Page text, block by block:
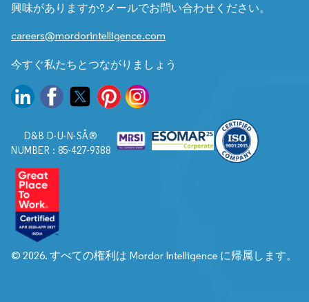
興味がありますか?メールでお問い合わせください。
careers@mordorintelligence.com
今すぐ私たちとつながりましょう
D&B D-U-N-SÂ®
NUMBER : 85-427-9388
© 2026. すべての権利は Mordor Intelligence に帰属します。